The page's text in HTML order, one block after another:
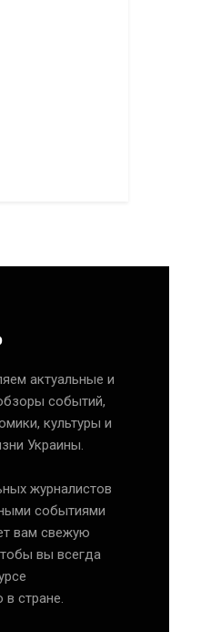
актуальные и
событий,
культуры и
Украины.
журналистов
событиями
вам свежую
вы всегда
стране.